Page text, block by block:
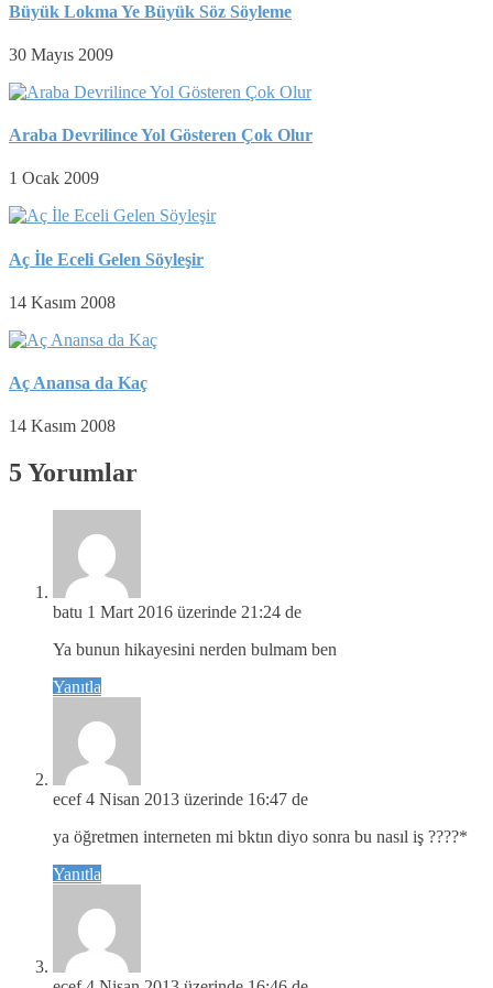
Büyük Lokma Ye Büyük Söz Söyleme
30 Mayıs 2009
Araba Devrilince Yol Gösteren Çok Olur
1 Ocak 2009
Aç İle Eceli Gelen Söyleşir
14 Kasım 2008
Aç Anansa da Kaç
14 Kasım 2008
5 Yorumlar
batu 1 Mart 2016 üzerinde 21:24 de
Ya bunun hikayesini nerden bulmam ben
Yanıtla
ecef 4 Nisan 2013 üzerinde 16:47 de
ya öğretmen interneten mi bktın diyo sonra bu nasıl iş ????*
Yanıtla